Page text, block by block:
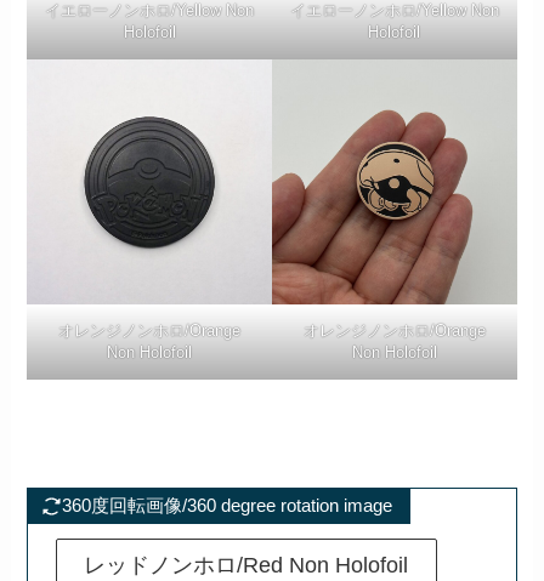
イエローノンホロ/Yellow Non
Holofoil
イエローノンホロ/Yellow Non
Holofoil
オレンジノンホロ/Orange
Non Holofoil
オレンジノンホロ/Orange
Non Holofoil
360度回転画像/360 degree rotation image
レッドノンホロ/Red Non Holofoil